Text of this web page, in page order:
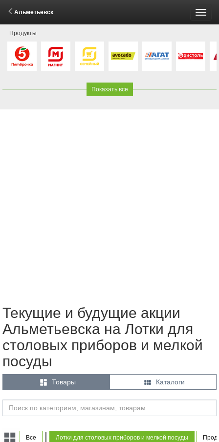
Альметьевск
Продукты
Показать все
Текущие и будущие акции
Альметьевска на Лотки для
столовых приборов и мелкой
посуды
 Товары  Каталоги
Все Лотки для столовых приборов и мелкой посуды